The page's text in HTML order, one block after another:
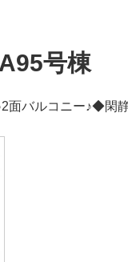
号棟
バルコニー♪◆閑